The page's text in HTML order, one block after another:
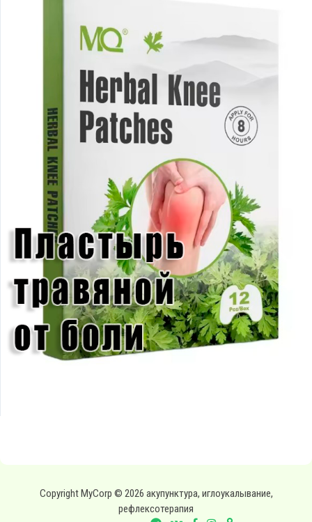
Copyright MyCorp © 2026 акупунктура, иглоукалывание,
рефлексотерапия